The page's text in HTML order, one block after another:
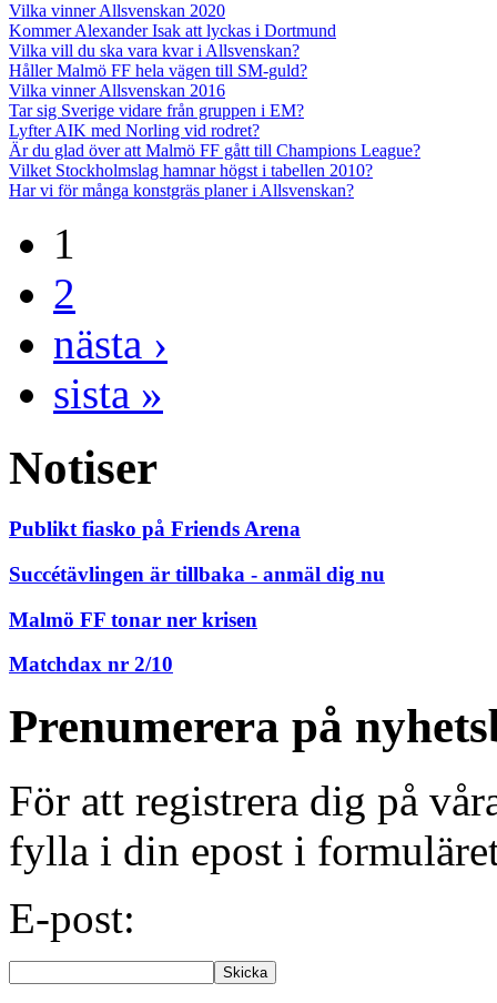
Vilka vinner Allsvenskan 2020
Kommer Alexander Isak att lyckas i Dortmund
Vilka vill du ska vara kvar i Allsvenskan?
Håller Malmö FF hela vägen till SM-guld?
Vilka vinner Allsvenskan 2016
Tar sig Sverige vidare från gruppen i EM?
Lyfter AIK med Norling vid rodret?
Är du glad över att Malmö FF gått till Champions League?
Vilket Stockholmslag hamnar högst i tabellen 2010?
Har vi för många konstgräs planer i Allsvenskan?
1
2
nästa ›
sista »
Notiser
Publikt fiasko på Friends Arena
Succétävlingen är tillbaka - anmäl dig nu
Malmö FF tonar ner krisen
Matchdax nr 2/10
Prenumerera på
För att registrera dig på
fylla i din epost i
E-post: